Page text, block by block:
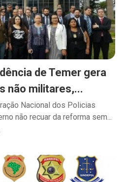
de Temer gera
não militares,...
Nacional dos Policias
não recuar da reforma sem...